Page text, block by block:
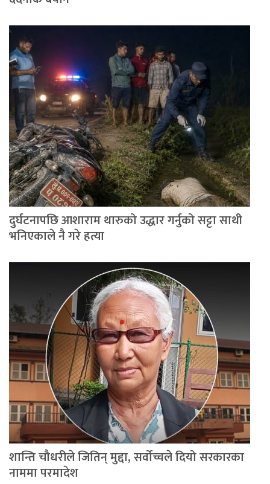
दुर्घटनापछि आशाराम थारुको उद्धार गर्नुको सट्टा साथी
भनिएकाले नै गरे हत्या
शान्ति चौधरीले जितिन् मुद्दा, सर्वोच्चले दियो सरकारका
नाममा परमादेश